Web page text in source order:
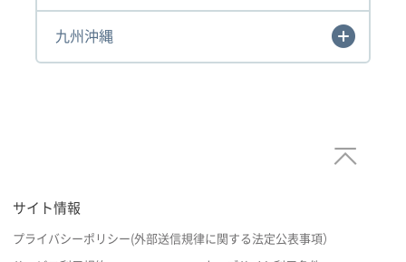
九州沖縄
サイト情報
プライバシーポリシー(外部送信規律に関する法定公表事項）